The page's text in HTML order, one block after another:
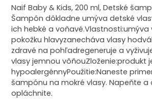
Naif Baby & Kids, 200 ml, Detské
Šampón dôkladne umýva detské
ich hebké a voňavé.Vlastnosti:umýva
pokožku hlavyzanecháva vlasy
zdravé na pohľadregeneruje a
vlasy jemnou vôňouZloženie:produkt
hypoalergénnyPoužitie:Naneste
šampónu na mokré vlasy. Napeňte a
opláchnite.